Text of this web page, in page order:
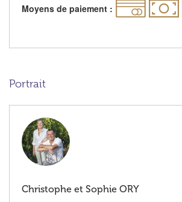
Moyens de paiement :
Portrait
Christophe et Sophie ORY